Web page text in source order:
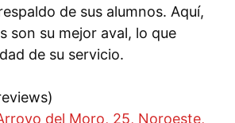
de sus alumnos. Aquí,
son su mejor aval, lo que
de su servicio.
del Moro, 25, Noroeste,